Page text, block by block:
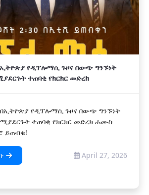
የዲፕሎማሲ ጉዞና በውጭ ግንኙነት
ተጠባቂ የክርክር መድረክ
የዲፕሎማሲ ጉዞና በውጭ ግንኙነት
ተጠባቂ የክርክር መድረክ ሐሙስ
ይጠብቁ!
April 27, 2026